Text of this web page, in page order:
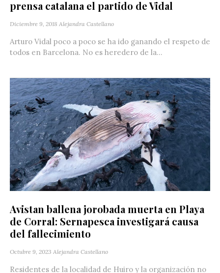
prensa catalana el partido de Vidal
Diciembre 9, 2018 Alejandra Castellano
Arturo Vidal poco a poco se ha ido ganando el respeto de
todos en Barcelona. No es heredero de la...
Avistan ballena jorobada muerta en Playa
de Corral: Sernapesca investigará causa
del fallecimiento
Octubre 9, 2023 Alejandra Castellano
Residentes de la localidad de Huiro y la organización no